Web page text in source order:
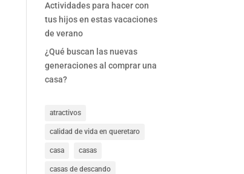
Actividades para hacer con
tus hijos en estas vacaciones
de verano
¿Qué buscan las nuevas
generaciones al comprar una
casa?
atractivos
calidad de vida en queretaro
casa casas
casas de descando